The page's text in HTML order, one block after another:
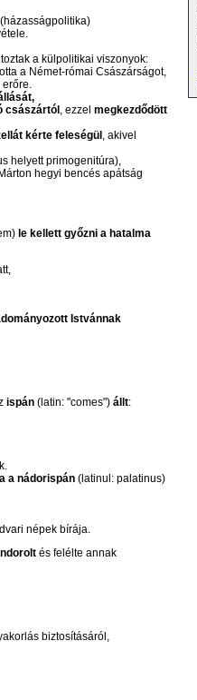
a külpolitikai viszonyok:
a Német-római Császárságot,
erőre.
császártól , ezzel megkezdődött
kérte feleségül , akivel
helyett primogenitúra),
hegyi bencés apátság
le kellett győzni a hatalma
Istvánnak
ispán (latin: "comes") állt:
a nádorispán (latinul: palatinus)
népek bírája.
és felélte annak
biztosításáról,